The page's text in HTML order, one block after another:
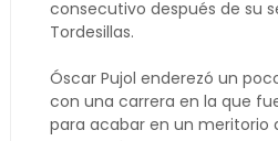
consecutivo después de su
Tordesillas.
Óscar Pujol enderezó un
con una carrera en la que
para acabar en un meritorio